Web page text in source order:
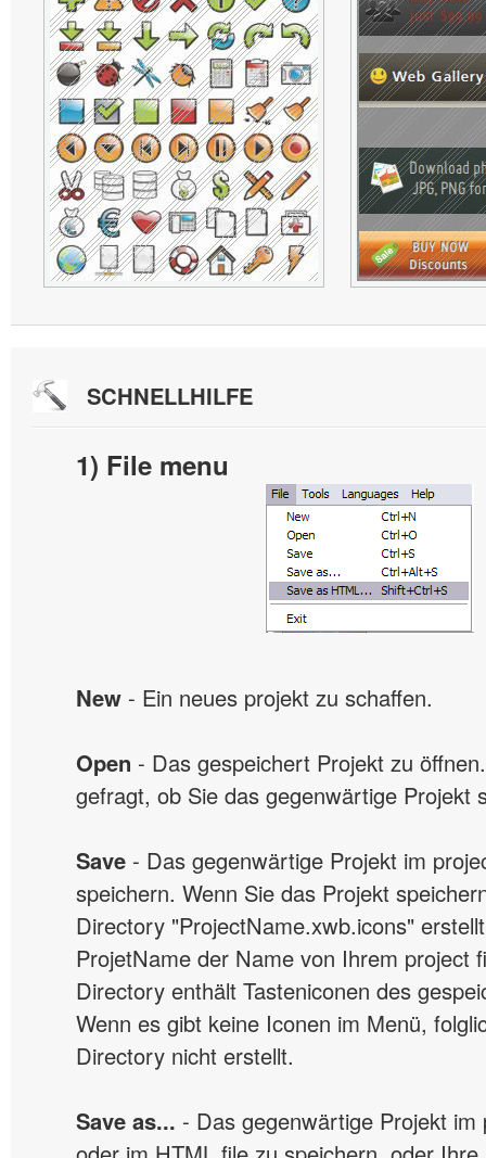
SCHNELLHILFE
1) File menu
New - Ein neues projekt zu schaffen.
Open - Das gespeichert Projekt zu
gefragt, ob Sie das gegenwärtige Projekt
Save - Das gegenwärtige Projekt im
speichern. Wenn Sie das Projekt
Directory "ProjectName.xwb.icons"
ProjetName der Name von Ihrem project
Directory enthält Tasteniconen des
Wenn es gibt keine Iconen im Menü,
Directory nicht erstellt.
Save as... - Das gegenwärtige Projekt